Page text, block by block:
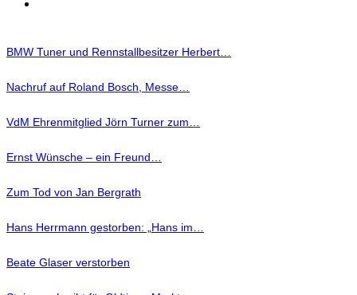
BMW Tuner und Rennstallbesitzer Herbert…
Nachruf auf Roland Bosch, Messe…
VdM Ehrenmitglied Jörn Turner zum…
Ernst Wünsche – ein Freund…
Zum Tod von Jan Bergrath
Hans Herrmann gestorben: „Hans im…
Beate Glaser verstorben